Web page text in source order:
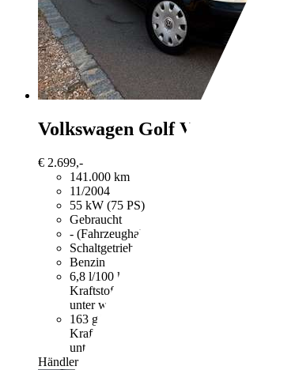
Volkswagen Golf V Lim.
€ 2.699,-
141.000 km
11/2004
55 kW (75 PS)
Gebraucht
- (Fahrzeughalter)
Schaltgetriebe
Benzin
6,8 l/100 km (komb.)
Weitere
Kraftstoffverbrauch, die CO2-Emissionen
unter www.dat.de unentgeltlich erhältlich ist.
163 g/km (komb.)
Weitere Informationen
Kraftstoffverbrauch, die CO2-Emissionen
unter www.dat.de unentgeltlich erhältlich ist.
Händler,